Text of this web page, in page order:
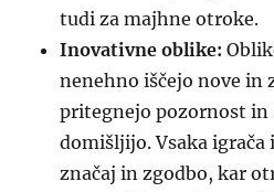
tudi za majhne otroke.
Inovativne oblike:
nenehno iščejo nove in
pritegnejo pozornost in
domišljijo. Vsaka igrača
značaj in zgodbo, kar